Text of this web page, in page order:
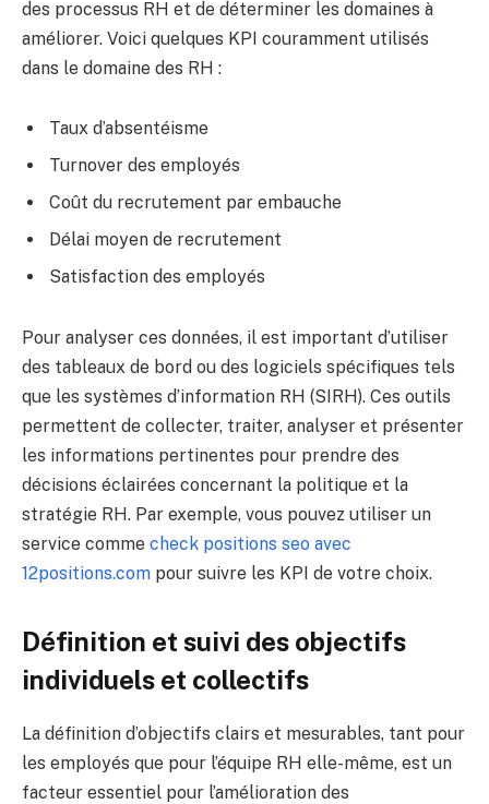
des processus RH et de déterminer les domaines à
améliorer. Voici quelques KPI couramment utilisés
dans le domaine des RH :
Taux d’absentéisme
Turnover des employés
Coût du recrutement par embauche
Délai moyen de recrutement
Satisfaction des employés
Pour analyser ces données, il est important d’utiliser
des tableaux de bord ou des logiciels spécifiques tels
que les systèmes d’information RH (SIRH). Ces outils
permettent de collecter, traiter, analyser et présenter
les informations pertinentes pour prendre des
décisions éclairées concernant la politique et la
stratégie RH. Par exemple, vous pouvez utiliser un
service comme check positions seo avec
12positions.com pour suivre les KPI de votre choix.
Définition et suivi des objectifs
individuels et collectifs
La définition d’objectifs clairs et mesurables, tant pour
les employés que pour l’équipe RH elle-même, est un
facteur essentiel pour l’amélioration des